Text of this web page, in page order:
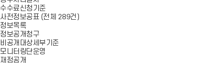
수수료신청기준
사전정보공표 (전체 289건)
정보목록
정보공개청구
비공개대상세부기준
모니터링단운영
재정공개